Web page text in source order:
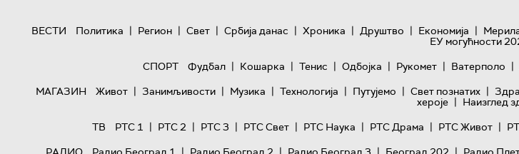
ВЕСТИ Политика | Регион | Свет | Србија данас | Хроника | Друштво | Економија |
ЕУ могућности
СПОРТ
Фудбал | Кошарка | Тенис | Одбојка | Рукомет | Ватерполо |
МАГАЗИН
Живот | Занимљивости | Музика | Технологијa | Путујемо | Свет познатих |
хероје | Наизглед
ТВ
РТС 1 | РТС 2 | РТС 3 | РТС Свет | РТС Наука | РТС Драма | РТС Живот |